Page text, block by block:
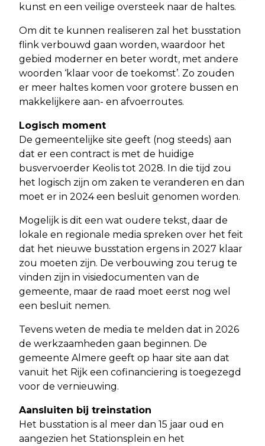
kunst en een veilige oversteek naar de haltes.
Om dit te kunnen realiseren zal het busstation
flink verbouwd gaan worden, waardoor het
gebied moderner en beter wordt, met andere
woorden ‘klaar voor de toekomst’. Zo zouden
er meer haltes komen voor grotere bussen en
makkelijkere aan- en afvoerroutes.
Logisch moment
De gemeentelijke site geeft (nog steeds) aan
dat er een contract is met de huidige
busvervoerder Keolis tot 2028. In die tijd zou
het logisch zijn om zaken te veranderen en dan
moet er in 2024 een besluit genomen worden.
Mogelijk is dit een wat oudere tekst, daar de
lokale en regionale media spreken over het feit
dat het nieuwe busstation ergens in 2027 klaar
zou moeten zijn. De verbouwing zou terug te
vinden zijn in visiedocumenten van de
gemeente, maar de raad moet eerst nog wel
een besluit nemen.
Tevens weten de media te melden dat in 2026
de werkzaamheden gaan beginnen. De
gemeente Almere geeft op haar site aan dat
vanuit het Rijk een cofinanciering is toegezegd
voor de vernieuwing.
Aansluiten bij treinstation
Het busstation is al meer dan 15 jaar oud en
aangezien het Stationsplein en het